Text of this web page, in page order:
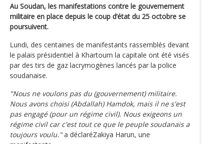
Au Soudan, les manifestations contre le gouvernement
militaire en place depuis le coup d’état du 25 octobre se
poursuivent.
Lundi, des centaines de manifestants rassemblés devant
le palais présidentiel à Khartoum la capitale ont été visés
par des tirs de gaz lacrymogènes lancés par la police
soudanaise.
"Nous ne voulons pas du (gouvernement) militaire.
Nous avons choisi (Abdallah) Hamdok, mais il ne s'est
pas engagé (pour un régime civil). Nous exigeons un
régime civil car c'est tout ce que le peuple soudanais a
toujours voulu."a déclaréZakiya Harun, une